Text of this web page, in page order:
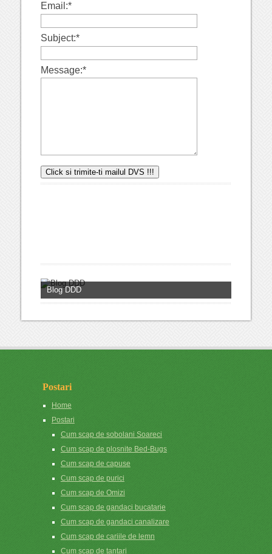
Email:*
Subject:*
Message:*
Blog DDD
Postari
Home
Postari
Cum scap de sobolani Soareci
Cum scap de plosnite Bed-Bugs
Cum scap de capuse
Cum scap de purici
Cum scap de Omizi
Cum scap de gandaci bucatarie
Cum scap de gandaci canalizare
Cum scap de cariile de lemn
Cum scap de tantari